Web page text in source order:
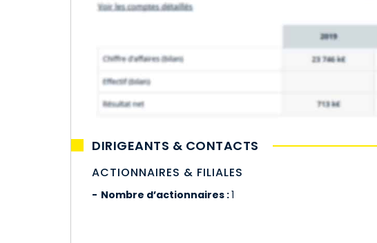
DIRIGEANTS & CONTACTS
ACTIONNAIRES & FILIALES
Nombre d’actionnaires :1